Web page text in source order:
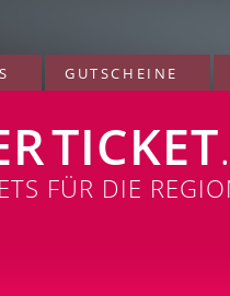
GUTSCHEINE
TICKET
FÜR DIE